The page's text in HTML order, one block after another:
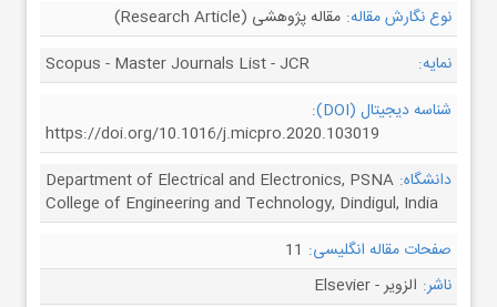
نوع نگارش مقاله: مقاله پژوهشی (Research Article)
نمایه:
Scopus - Master Journals List - JCR
شناسه دیجیتال (DOI):
https://doi.org/10.1016/j.micpro.2020.103019
دانشگاه: Department of Electrical and Electronics, PSNA
College of Engineering and Technology, Dindigul, India
صفحات مقاله انگلیسی: 11
ناشر: الزویر - Elsevier